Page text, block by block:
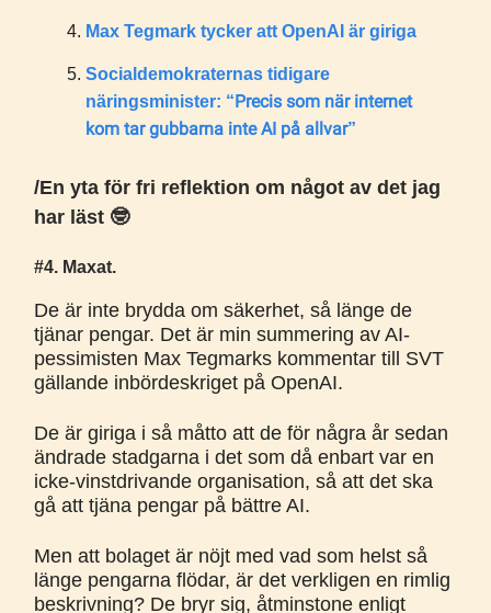
Max Tegmark tycker att OpenAI är giriga
Socialdemokraternas tidigare
näringsminister: “ Precis som när internet
kom tar gubbarna inte AI på allvar”
/En yta för fri reflektion om något av det jag
har läst 🤓
#4. Maxat.
De är inte brydda om säkerhet, så länge de
tjänar pengar. Det är min summering av AI-
pessimisten Max Tegmarks kommentar till SVT
gällande inbördeskriget på OpenAI.
De är giriga i så måtto att de för några år sedan
ändrade stadgarna i det som då enbart var en
icke-vinstdrivande organisation, så att det ska
gå att tjäna pengar på bättre AI.
Men att bolaget är nöjt med vad som helst så
länge pengarna flödar, är det verkligen en rimlig
beskrivning? De bryr sig, åtminstone enligt